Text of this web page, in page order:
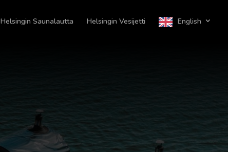
Helsingin Saunalautta Helsingin Vesijetti English